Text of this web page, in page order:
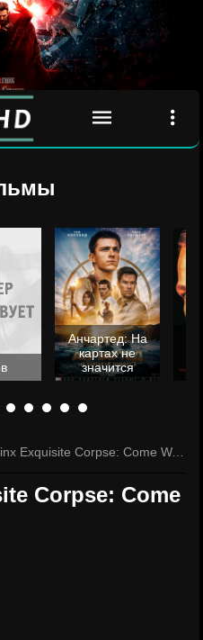
Анчартед: На
картах не
значится
Corpse: Come Wander with Me
Corpse: Come